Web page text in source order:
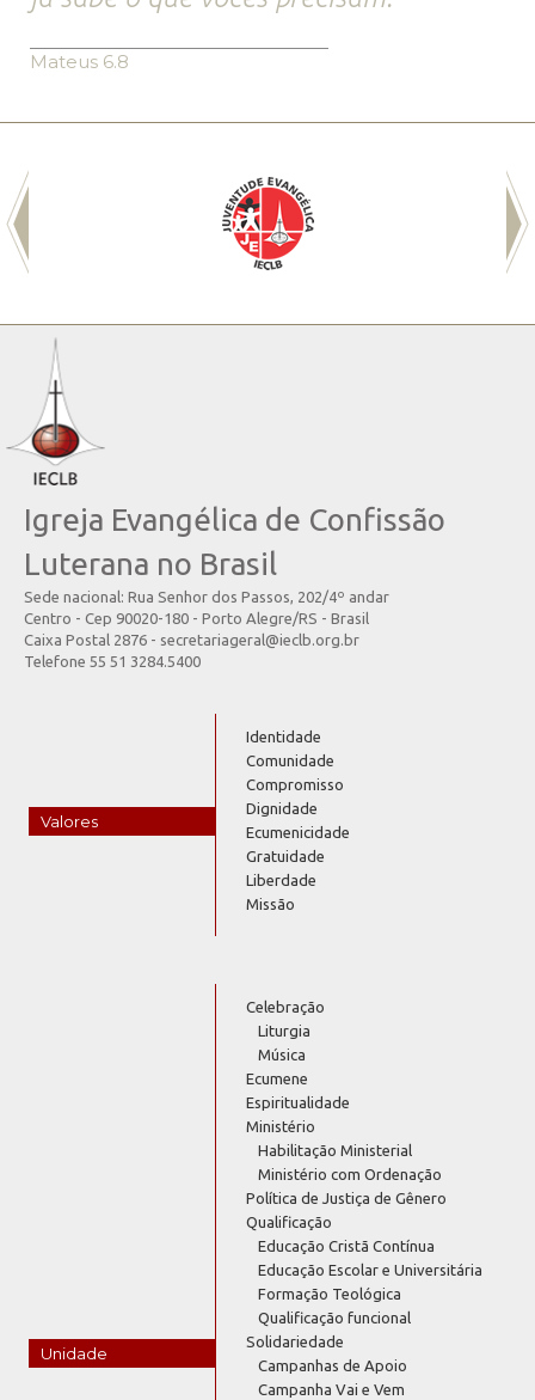
Mateus 6.8
Igreja Evangélica de Confissão
Luterana no Brasil
Sede nacional: Rua Senhor dos Passos, 202/4º andar
Centro - Cep 90020-180 - Porto Alegre/RS - Brasil
Caixa Postal 2876 - secretariageral@ieclb.org.br
Telefone 55 51 3284.5400
Valores
Identidade
Comunidade
Compromisso
Dignidade
Ecumenicidade
Gratuidade
Liberdade
Missão
Unidade
Celebração
Liturgia
Música
Ecumene
Espiritualidade
Ministério
Habilitação Ministerial
Ministério com Ordenação
Política de Justiça de Gênero
Qualificação
Educação Cristã Contínua
Educação Escolar e Universitária
Formação Teológica
Qualificação funcional
Solidariedade
Campanhas de Apoio
Campanha Vai e Vem